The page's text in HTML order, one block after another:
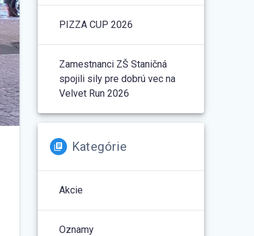
PIZZA CUP 2026
Zamestnanci ZŠ Staničná
spojili sily pre dobrú vec na
Velvet Run 2026
Kategórie
Akcie
Oznamy